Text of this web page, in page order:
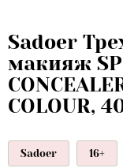
Sadoer
макияж
COLOUR,
Sadoer 16+